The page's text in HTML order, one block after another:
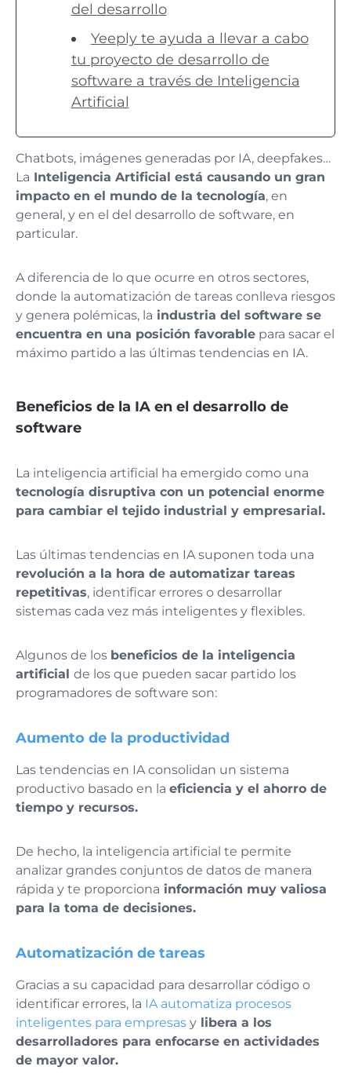
del desarrollo
Yeeply te ayuda a llevar a cabo
tu proyecto de desarrollo de
software a través de Inteligencia
Artificial
Chatbots, imágenes generadas por IA, deepfakes…
La Inteligencia Artificial está causando un gran
impacto en el mundo de la tecnología, en
general, y en el del desarrollo de software, en
particular.
A diferencia de lo que ocurre en otros sectores,
donde la automatización de tareas conlleva riesgos
y genera polémicas, la industria del software se
encuentra en una posición favorable para sacar el
máximo partido a las últimas tendencias en IA.
Beneficios de la IA en el desarrollo de
software
La inteligencia artificial ha emergido como una
tecnología disruptiva con un potencial enorme
para cambiar el tejido industrial y empresarial.
Las últimas tendencias en IA suponen toda una
revolución a la hora de automatizar tareas
repetitivas, identificar errores o desarrollar
sistemas cada vez más inteligentes y flexibles.
Algunos de los beneficios de la inteligencia
artificial de los que pueden sacar partido los
programadores de software son:
Aumento de la productividad
Las tendencias en IA consolidan un sistema
productivo basado en la eficiencia y el ahorro de
tiempo y recursos.
De hecho, la inteligencia artificial te permite
analizar grandes conjuntos de datos de manera
rápida y te proporciona información muy valiosa
para la toma de decisiones.
Automatización de tareas
Gracias a su capacidad para desarrollar código o
identificar errores, la IA automatiza procesos
inteligentes para empresas y libera a los
desarrolladores para enfocarse en actividades
de mayor valor.